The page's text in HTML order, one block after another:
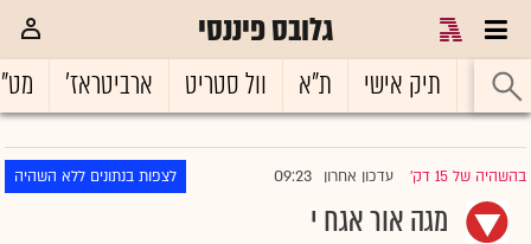
גלובס פיננסי
ראשי תיק אישי ת"א וול סטריט ארביטראז'
בהשהיה של 15 דק' |עדכון אחרון 09:23 לצפות בנתונים ללא השהיה
מגה אור אגח י